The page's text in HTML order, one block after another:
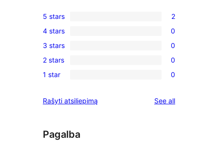
2
5-
star
reviews
5 stars 2
0
4-
star
reviews
4 stars 0
0
3-
star
3 stars 0
0
2-
reviews
2 stars 0
0
star
1 star 0
Rašyti atsiliepimą See allreviews
Pagalba